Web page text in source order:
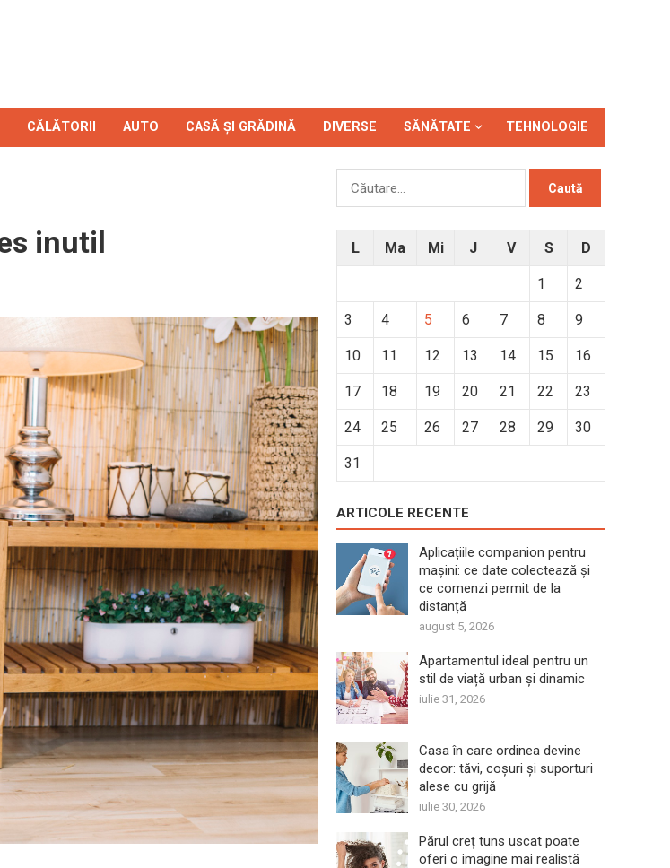
CĂLĂTORII AUTO CASĂ ȘI GRĂDINĂ DIVERSE SĂNĂTATE TEHNOLOGIE
inutil
Caută
L Ma Mi J V S D
1 2
3 4 5 6 7 8 9
10 11 12 13 14 15 16
17 18 19 20 21 22 23
24 25 26 27 28 29 30
31
ARTICOLE RECENTE
Aplicațiile companion pentru
mașini: ce date colectează și
ce comenzi permit de la
distanță
august 5, 2026
Apartamentul ideal pentru un
stil de viață urban și dinamic
iulie 31, 2026
Casa în care ordinea devine
decor: tăvi, coșuri și suporturi
alese cu grijă
iulie 30, 2026
Părul creț tuns uscat poate
oferi o imagine mai realistă